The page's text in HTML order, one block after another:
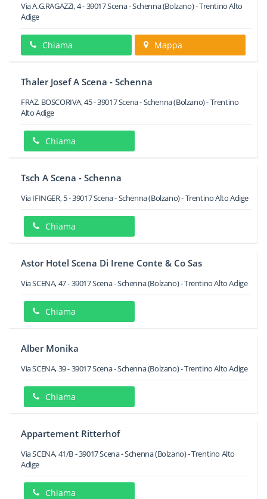
Via A.G.RAGAZZI, 4-39017Scena - Schenna(Bolzano) -Trentino Alto
Adige
Chiama Mappa
Thaler Josef A Scena - Schenna
FRAZ. BOSCORIVA, 45-39017Scena - Schenna(Bolzano) -Trentino
Alto Adige
Chiama
Tsch A Scena - Schenna
Via IFINGER, 5-39017Scena - Schenna(Bolzano) -Trentino Alto Adige
Chiama
Astor Hotel Scena Di Irene Conte & Co Sas
Via SCENA, 47-39017Scena - Schenna(Bolzano) -Trentino Alto Adige
Chiama
Alber Monika
Via SCENA, 39-39017Scena - Schenna(Bolzano) -Trentino Alto Adige
Chiama
Appartement Ritterhof
Via SCENA, 41/B-39017Scena - Schenna(Bolzano) -Trentino Alto
Adige
Chiama